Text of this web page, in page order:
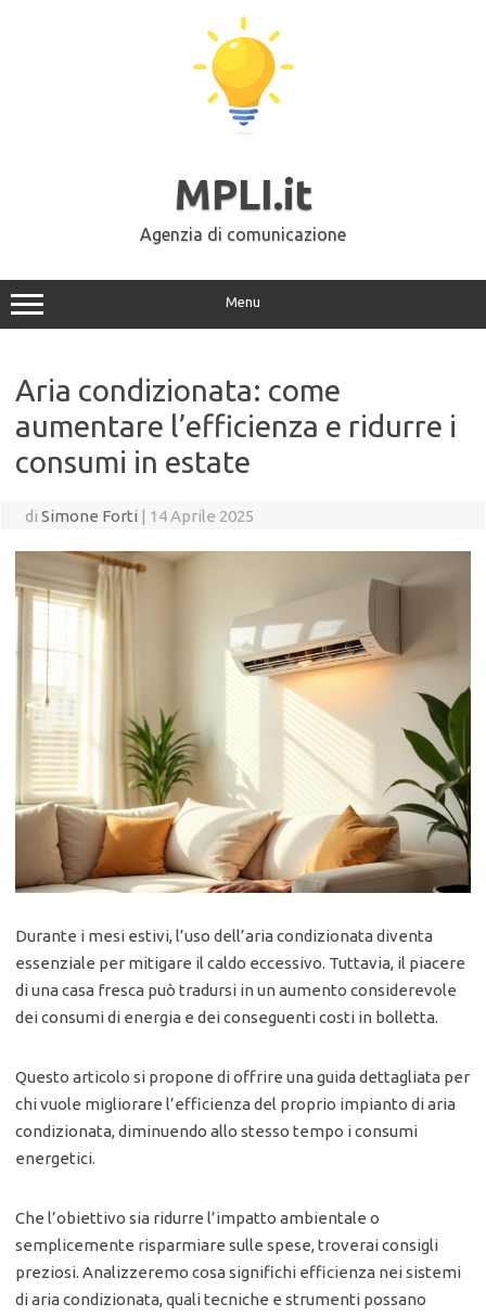
MPLI.it
Agenzia di comunicazione
Menu
Aria condizionata: come
aumentare l’efficienza e ridurre i
consumi in estate
di Simone Forti | 14 Aprile 2025
Durante i mesi estivi, l’uso dell’aria condizionata diventa
essenziale per mitigare il caldo eccessivo. Tuttavia, il piacere
di una casa fresca può tradursi in un aumento considerevole
dei consumi di energia e dei conseguenti costi in bolletta.
Questo articolo si propone di offrire una guida dettagliata per
chi vuole migliorare l’efficienza del proprio impianto di aria
condizionata, diminuendo allo stesso tempo i consumi
energetici.
Che l’obiettivo sia ridurre l’impatto ambientale o
semplicemente risparmiare sulle spese, troverai consigli
preziosi. Analizzeremo cosa significhi efficienza nei sistemi
di aria condizionata, quali tecniche e strumenti possano